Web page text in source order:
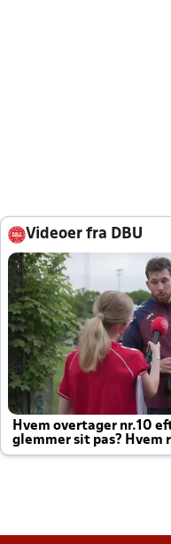
Videoer fra DBU
Hvem overtager nr.10
glemmer sit pas? Hvem
altid til efter kampe?